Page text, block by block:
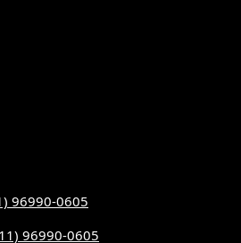
96990-0605
96990-0605